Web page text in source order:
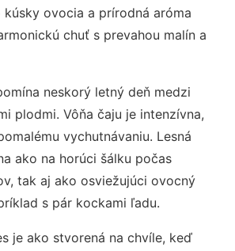
ovocia a prírodná aróma
chuť s prevahou malín a
neskorý letný deň medzi
plodmi. Vôňa čaju je intenzívna,
vychutnávaniu. Lesná
ako na horúci šálku počas
tak aj ako osviežujúci ovocný
s pár kockami ľadu.
je ako stvorená na chvíle, keď